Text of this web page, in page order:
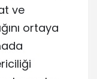
ve
ortaya